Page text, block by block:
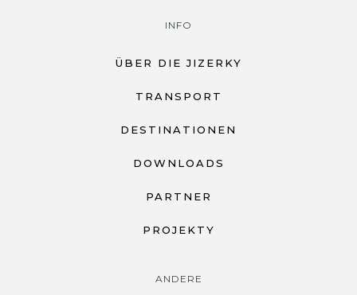
INFO
ÜBER DIE JIZERKY
TRANSPORT
DESTINATIONEN
DOWNLOADS
PARTNER
PROJEKTY
ANDERE